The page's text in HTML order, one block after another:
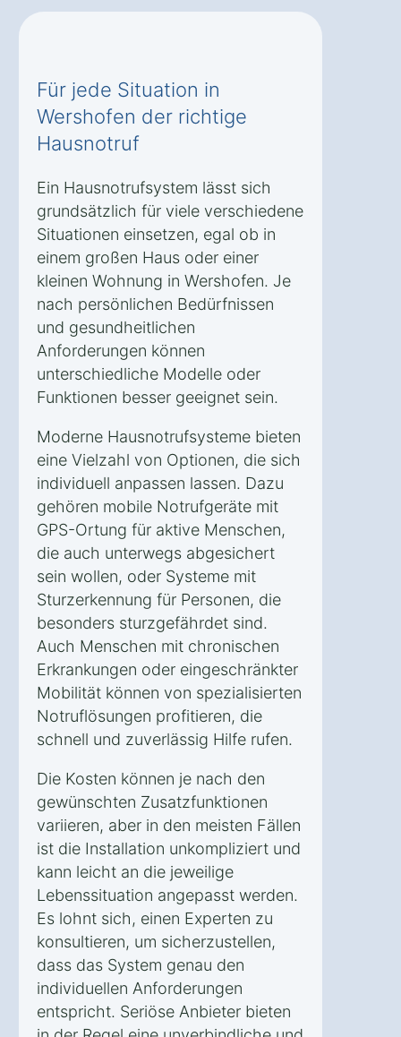
Für jede Situation in
Wershofen der richtige
Hausnotruf
Ein Hausnotrufsystem lässt sich
grundsätzlich für viele verschiedene
Situationen einsetzen, egal ob in
einem großen Haus oder einer
kleinen Wohnung in Wershofen. Je
nach persönlichen Bedürfnissen
und gesundheitlichen
Anforderungen können
unterschiedliche Modelle oder
Funktionen besser geeignet sein.
Moderne Hausnotrufsysteme bieten
eine Vielzahl von Optionen, die sich
individuell anpassen lassen. Dazu
gehören mobile Notrufgeräte mit
GPS-Ortung für aktive Menschen,
die auch unterwegs abgesichert
sein wollen, oder Systeme mit
Sturzerkennung für Personen, die
besonders sturzgefährdet sind.
Auch Menschen mit chronischen
Erkrankungen oder eingeschränkter
Mobilität können von spezialisierten
Notruflösungen profitieren, die
schnell und zuverlässig Hilfe rufen.
Die Kosten können je nach den
gewünschten Zusatzfunktionen
variieren, aber in den meisten Fällen
ist die Installation unkompliziert und
kann leicht an die jeweilige
Lebenssituation angepasst werden.
Es lohnt sich, einen Experten zu
konsultieren, um sicherzustellen,
dass das System genau den
individuellen Anforderungen
entspricht. Seriöse Anbieter bieten